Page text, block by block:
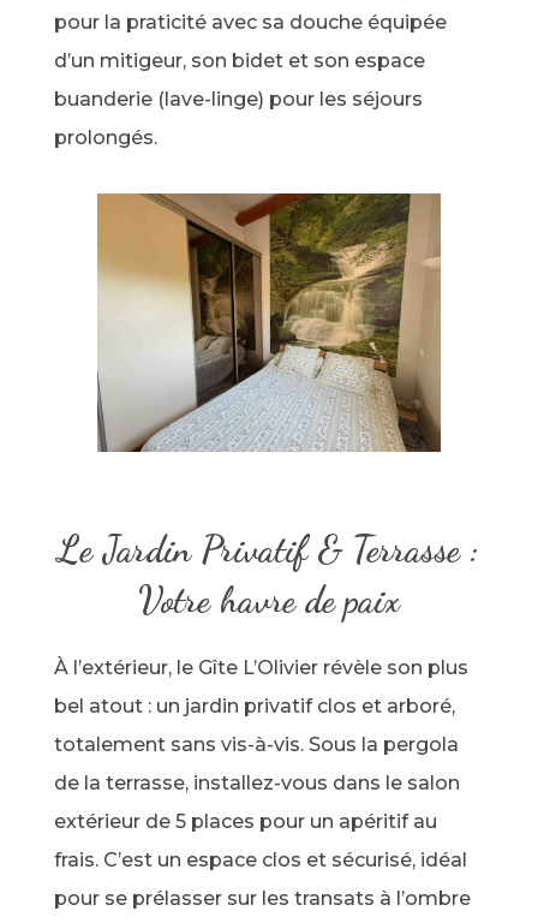
pour la praticité avec sa douche équipée
d’un mitigeur, son bidet et son espace
buanderie (lave-linge) pour les séjours
prolongés.
Le Jardin Privatif & Terrasse :
Votre havre de paix
À l’extérieur, le Gîte L’Olivier révèle son plus
bel atout : un jardin privatif clos et arboré,
totalement sans vis-à-vis. Sous la pergola
de la terrasse, installez-vous dans le salon
extérieur de 5 places pour un apéritif au
frais. C’est un espace clos et sécurisé, idéal
pour se prélasser sur les transats à l’ombre